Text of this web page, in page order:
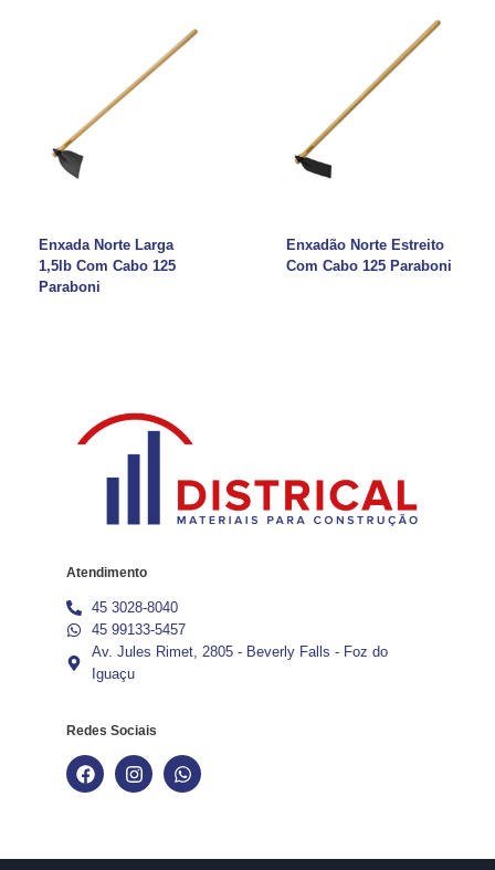
Enxada Norte Larga
1,5lb Com Cabo 125
Paraboni
Enxadão Norte Estreito
Com Cabo 125 Paraboni
Atendimento
45 3028-8040
45 99133-5457
Av. Jules Rimet, 2805 - Beverly Falls - Foz do
Iguaçu
Redes Sociais